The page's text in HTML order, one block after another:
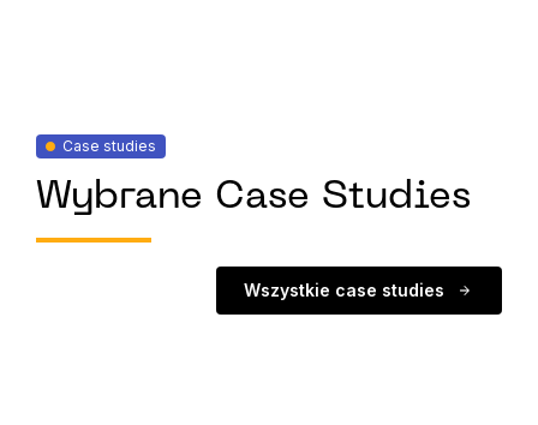
Case studies
Wybrane Case Studies
Wszystkie case studies